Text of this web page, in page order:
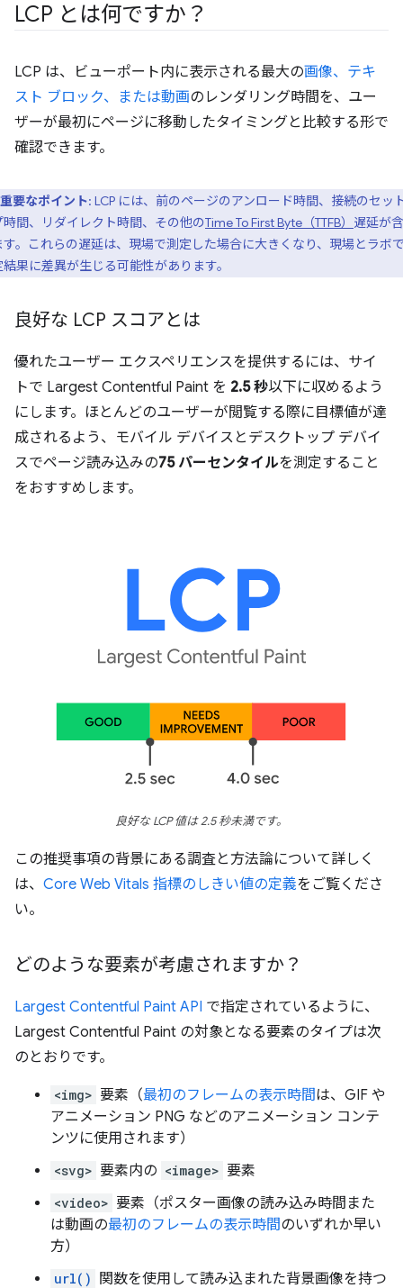
LCP とは何ですか？
LCP は、ビューポート内に表示される最大の画像、テキ
スト ブロック、または動画のレンダリング時間を、ユー
ザーが最初にページに移動したタイミングと比較する形で
確認できます。
重要なポイント: LCP には、前のページのアンロード時間、接続のセッ
時間、リダイレクト時間、その他のTime To First Byte（TTFB） 遅延が
す。これらの遅延は、現場で測定した場合に大きくなり、現場とラボ
果に差異が生じる可能性があります。
良好な LCP スコアとは
優れたユーザー エクスペリエンスを提供するには、サイ
トで Largest Contentful Paint を 2.5 秒以下に収めるよう
にします。ほとんどのユーザーが閲覧する際に目標値が達
成されるよう、モバイル デバイスとデスクトップ デバイ
スでページ読み込みの75 パーセンタイルを測定すること
をおすすめします。
良好な LCP 値は 2.5 秒未満です。
この推奨事項の背景にある調査と方法論について詳しく
は、 Core Web Vitals 指標のしきい値の定義をご覧くださ
い。
どのような要素が考慮されますか？
Largest Contentful Paint API で指定されているように、
Largest Contentful Paint の対象となる要素のタイプは次
のとおりです。
<img> 要素（最初のフレームの表示時間は、GIF や
アニメーション PNG などのアニメーション コンテ
ンツに使用されます）
<svg> 要素内の <image> 要素
<video> 要素（ポスター画像の読み込み時間また
は動画の最初のフレームの表示時間のいずれか早い
方）
url() 関数を使用して読み込まれた背景画像を持つ